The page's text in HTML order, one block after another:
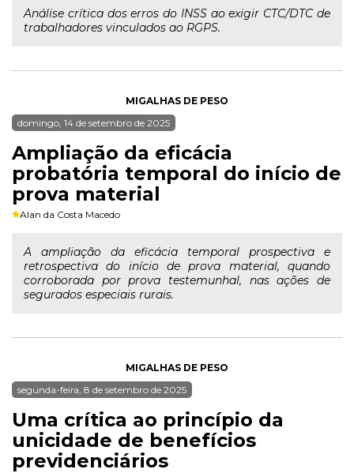
Análise crítica dos erros do INSS ao exigir CTC/DTC de
trabalhadores vinculados ao RGPS.
MIGALHAS DE PESO
domingo, 14 de setembro de 2025
Ampliação da eficácia
probatória temporal do início de
prova material
Alan da Costa Macedo
A ampliação da eficácia temporal prospectiva e
retrospectiva do início de prova material, quando
corroborada por prova testemunhal, nas ações de
segurados especiais rurais.
MIGALHAS DE PESO
segunda-feira, 8 de setembro de 2025
Uma crítica ao princípio da
unicidade de benefícios
previdenciários